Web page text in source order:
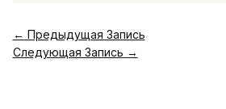
← Предыдущая Запись
Следующая Запись →